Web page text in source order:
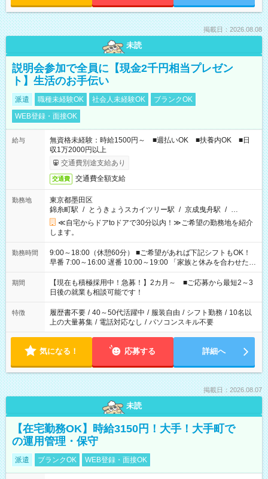
掲載日：2026.08.08
未読
説明会参加で全員に【現金2千円相当プレゼン
ト】生活のお手伝い
派遣 職種未経験OK 社会人未経験OK
ブランクOK
WEB登録・面接OK
給与
無資格未経験：時給1500円～ ■週払いOK ■扶養内OK ■日
収1万2000円以上
交通費別途支給あり
交通費 交通費全額支給
勤務地
東京都墨田区
錦糸町駅 / とうきょうスカイツリー駅 / 京成曳舟駅 / …
≪自宅からドアtoドアで30分以内！≫ご希望の勤務地を紹介
します。
勤務時間
9:00～18:00（休憩60分） ■ご希望があれば下記シフトもOK！
早番 7:00～16:00 遅番 10:00～19:00 「家族と休みを合わせた
い」 「余裕を持って夕飯の準備がしたい」 「できれば残業はし
たくない」 など、ご希望を教えてくださいね。 ※Wワーク希望
の方へ 今ご覧のお仕事で希望する勤務時間と、もう1つのお仕事
の勤務時間。 合計で週40時間を超える場合は応募できません。
期間
【現在も積極採用中！急募！】2カ月～ ■ご応募から最短2～3
日後の就業も相談可能です！
特徴 履歴書不要 / 40～50代活躍中 / 服装自由 / シフト勤務 / 10名以
上の大量募集 / 電話対応なし / パソコンスキル不要
気になる！ 応募する 詳細へ
掲載日：2026.08.07
未読
【在宅勤務OK】時給3150円！大手！大手町で
の運用管理・保守
派遣 ブランクOK WEB登録・面接OK